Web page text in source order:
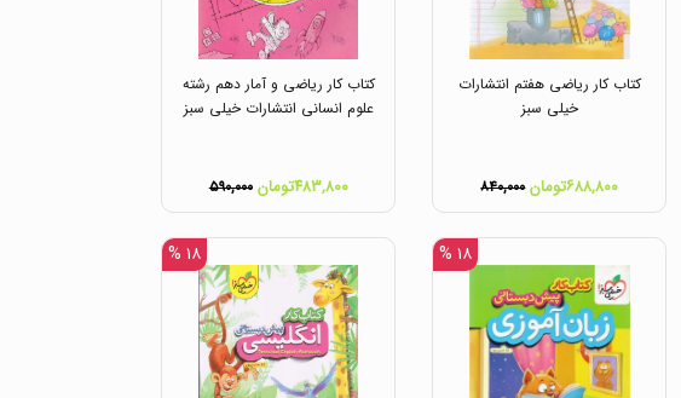
کتاب کار ریاضی هفتم انتشارات
خیلی سبز
۶۸۸,۸۰۰تومان ۸۴۰,۰۰۰
کتاب کار ریاضی و آمار دهم رشته
علوم انسانی انتشارات خیلی سبز
۴۸۳,۸۰۰تومان ۵۹۰,۰۰۰
۱۸ % ۱۸ %